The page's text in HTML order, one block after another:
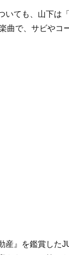
いても、山下は
曲で、サビやコ
産』を鑑賞した